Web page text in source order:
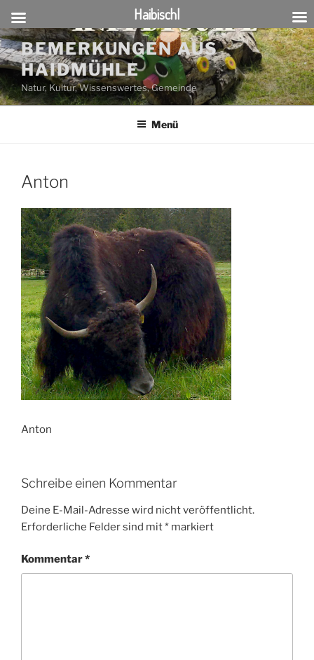
Zum
Inhalt
springen
BEMERKUNGEN AUS
HAIDMÜHLE
Natur, Kultur, Wissenswertes, Gemeinde
Menü
Anton
Anton
Schreibe einen Kommentar
Deine E-Mail-Adresse wird nicht veröffentlicht.
Erforderliche Felder sind mit* markiert
Kommentar*
Haibischl